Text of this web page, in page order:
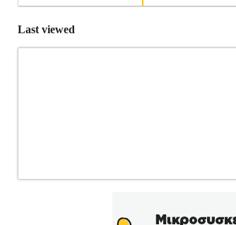
Last viewed
ΑΞΕΣΟΥΑΡ •OEM στην κατηγορία
καλάθι. Τοποθετείτε στο τιμόνι του ποδηλάτου